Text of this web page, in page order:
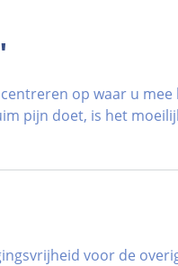
op waar u
pijn doet, is het
voor de